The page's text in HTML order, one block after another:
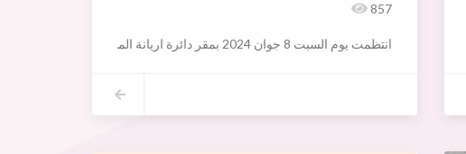
اريانة وبلدية اريانة والمندوبية الجهوية للرياضة باريانة والسلط الأمنية علي إنجاح
857
انتظمت يوم السبت 8 جوان 2024 بمقر دائرة اريانة المدينة حلقة تكوينية باشراف السيد الكاتب العام للبلدية وبحضور السيدة سنيا شعيب مديرة تنمية الموارد والشؤون الاقتصادية و السيدة ليليا المديني مديرة الشؤون القانونية والسيد سمير وداي مدير الشؤون الادارية ومتصرفو الدواىر البلدية ورؤساء اقسام الحالة المدنية وعدد هام من الاعوان المكلفين باسداء هذه الخدمات موضوعهاخدمات الحالة المدنية , التعريف بالأمضاء والاشهاد بمطابقة النسخ لأصولها وذلك بهدف توحيد تقديم مختلف هذه الخدمات على مستوى جميع الدوائر على ضوء التشاريع الجاري بها العمل
وقد مثل هذا اللقاء مناسبة اولى ستتلوها لقاءات اخرى تتناول بالدرس كل